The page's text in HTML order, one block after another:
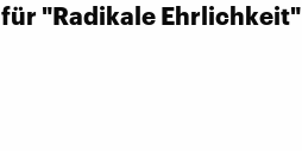
für "Radikale Ehrlichkeit"